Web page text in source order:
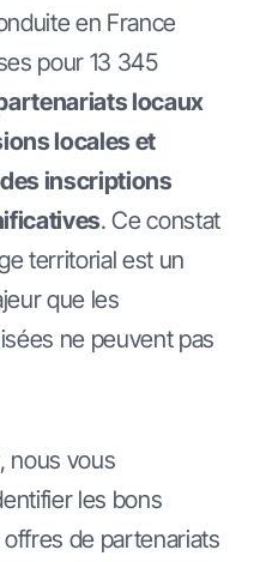
en France
pour 13 345
locaux
locales et
inscriptions
. Ce constat
territorial est un
que les
ne peuvent pas
nous vous
les bons
de partenariats